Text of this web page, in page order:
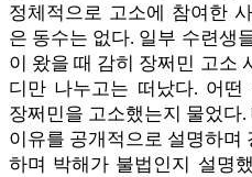
정체적으로 고소에 참여한
은 동수는 없다. 일부 수련생
이 왔을 때 감히 장쩌민 고소
디만 나누고는 떠났다. 어떤
장쩌민을 고소했는지 물었다
이유를 공개적으로 설명하며
하며 박해가 불법인지 설명